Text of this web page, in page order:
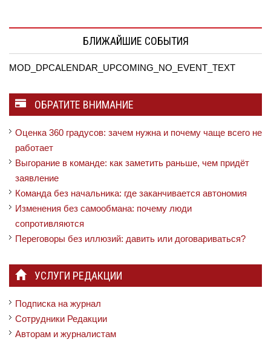
БЛИЖАЙШИЕ СОБЫТИЯ
MOD_DPCALENDAR_UPCOMING_NO_EVENT_TEXT
ОБРАТИТЕ ВНИМАНИЕ
Оценка 360 градусов: зачем нужна и почему чаще всего не
работает
Выгорание в команде: как заметить раньше, чем придёт
заявление
Команда без начальника: где заканчивается автономия
Изменения без самообмана: почему люди
сопротивляются
Переговоры без иллюзий: давить или договариваться?
УСЛУГИ РЕДАКЦИИ
Подписка на журнал
Сотрудники Редакции
Авторам и журналистам